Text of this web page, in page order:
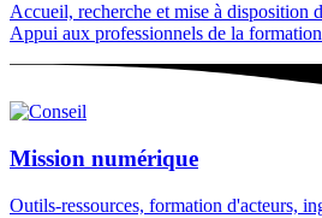
Accueil, recherche et mise à disposition
Appui aux professionnels de la
Mission numérique
Outils-ressources, formation d'acteurs,